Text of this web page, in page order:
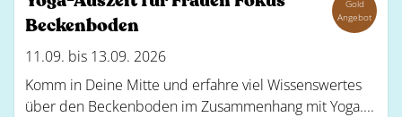
Beckenboden
Gold
Angebot
11.09. bis 13.09. 2026
Komm in Deine Mitte und erfahre viel Wissenswertes
über den Beckenboden im Zusammenhang mit Yoga....